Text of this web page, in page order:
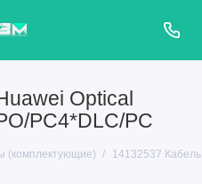
Optical
PC4*DLC/PC
(комплектующие) 14132537